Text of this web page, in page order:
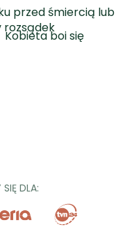
przed śmiercią lub
rozsądek
DLA: